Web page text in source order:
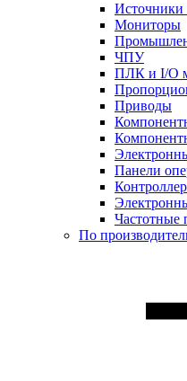
Источники
Мониторы
ЧПУ
ПЛК и I/O
Приводы
Панели
Частотные
По